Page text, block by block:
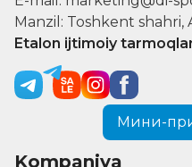
Manzil: Toshkent
Etalon ijtimoiy
Мини-
Kompaniya